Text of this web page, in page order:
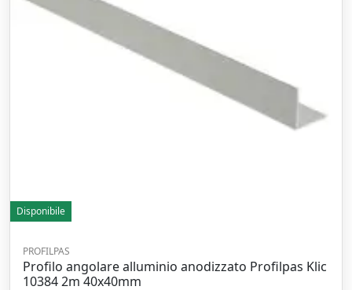
Disponibile
PROFILPAS
Profilo angolare alluminio anodizzato Profilpas Klic
10384 2m 40x40mm